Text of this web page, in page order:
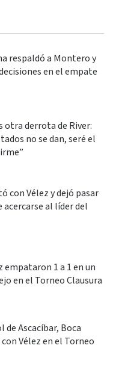
respaldó a Montero y
en el empate
otra derrota de River:
no se dan, seré el
con Vélez y dejó pasar
acercarse al líder del
empataron 1 a 1 en un
en el Torneo Clausura
de Ascacíbar, Boca
Vélez en el Torneo